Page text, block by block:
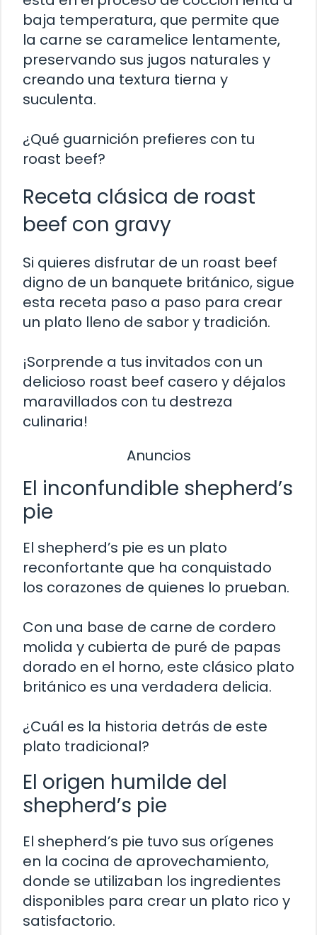
baja temperatura, que permite que
la carne se caramelice lentamente,
preservando sus jugos naturales y
creando una textura tierna y
suculenta.
¿Qué guarnición prefieres con tu
roast beef?
Receta clásica de roast
beef con gravy
Si quieres disfrutar de un roast beef
digno de un banquete británico, sigue
esta receta paso a paso para crear
un plato lleno de sabor y tradición.
¡Sorprende a tus invitados con un
delicioso roast beef casero y déjalos
maravillados con tu destreza
culinaria!
Anuncios
El inconfundible shepherd’s
pie
El shepherd’s pie es un plato
reconfortante que ha conquistado
los corazones de quienes lo prueban.
Con una base de carne de cordero
molida y cubierta de puré de papas
dorado en el horno, este clásico plato
británico es una verdadera delicia.
¿Cuál es la historia detrás de este
plato tradicional?
El origen humilde del
shepherd’s pie
El shepherd’s pie tuvo sus orígenes
en la cocina de aprovechamiento,
donde se utilizaban los ingredientes
disponibles para crear un plato rico y
satisfactorio.